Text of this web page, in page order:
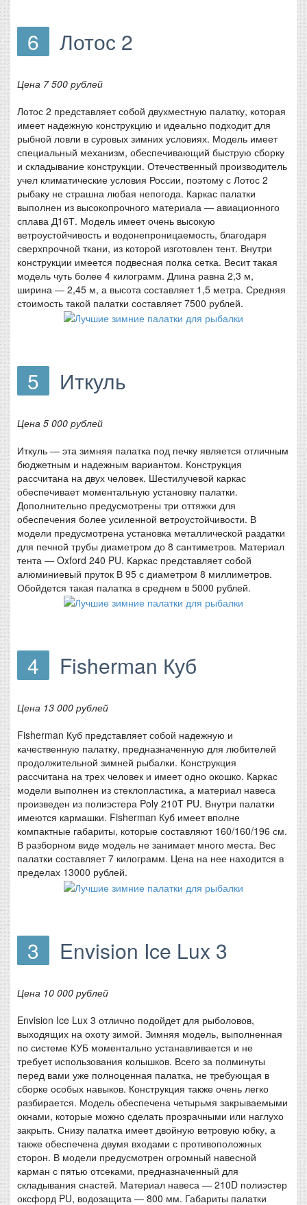
6 Лотос 2
Цена 7 500 рублей
Лотос 2 представляет собой двухместную палатку, которая
имеет надежную конструкцию и идеально подходит для
рыбной ловли в суровых зимних условиях. Модель имеет
специальный механизм, обеспечивающий быструю сборку
и складывание конструкции. Отечественный производитель
учел климатические условия России, поэтому с Лотос 2
рыбаку не страшна любая непогода. Каркас палатки
выполнен из высокопрочного материала — авиационного
сплава Д16Т. Модель имеет очень высокую
ветроустойчивость и водонепроницаемость, благодаря
сверхпрочной ткани, из которой изготовлен тент. Внутри
конструкции имеется подвесная полка сетка. Весит такая
модель чуть более 4 килограмм. Длина равна 2,3 м,
ширина — 2,45 м, а высота составляет 1,5 метра. Средняя
стоимость такой палатки составляет 7500 рублей.
5 Иткуль
Цена 5 000 рублей
Иткуль — эта зимняя палатка под печку является отличным
бюджетным и надежным вариантом. Конструкция
рассчитана на двух человек. Шестилучевой каркас
обеспечивает моментальную установку палатки.
Дополнительно предусмотрены три оттяжки для
обеспечения более усиленной ветроустойчивости. В
модели предусмотрена установка металлической раздатки
для печной трубы диаметром до 8 сантиметров. Материал
тента — Oxford 240 PU. Каркас представляет собой
алюминиевый пруток В 95 с диаметром 8 миллиметров.
Обойдется такая палатка в среднем в 5000 рублей.
4 Fisherman Куб
Цена 13 000 рублей
Fisherman Куб представляет собой надежную и
качественную палатку, предназначенную для любителей
продолжительной зимней рыбалки. Конструкция
рассчитана на трех человек и имеет одно окошко. Каркас
модели выполнен из стеклопластика, а материал навеса
произведен из полиэстера Poly 210T PU. Внутри палатки
имеются кармашки. Fisherman Куб имеет вполне
компактные габариты, которые составляют 160/160/196 см.
В разборном виде модель не занимает много места. Вес
палатки составляет 7 килограмм. Цена на нее находится в
пределах 13000 рублей.
3 Envision Ice Lux 3
Цена 10 000 рублей
Envision Ice Lux 3 отлично подойдет для рыболовов,
выходящих на охоту зимой. Зимняя модель, выполненная
по системе КУБ моментально устанавливается и не
требует использования колышков. Всего за полминуты
перед вами уже полноценная палатка, не требующая в
сборке особых навыков. Конструкция также очень легко
разбирается. Модель обеспечена четырьмя закрываемыми
окнами, которые можно сделать прозрачными или наглухо
закрыть. Снизу палатка имеет двойную ветровую юбку, а
также обеспечена двумя входами с противоположных
сторон. В модели предусмотрен огромный навесной
карман с пятью отсеками, предназначенный для
складывания снастей. Материал навеса — 210D полиэстер
оксфорд PU, водозащита — 800 мм. Габариты палатки